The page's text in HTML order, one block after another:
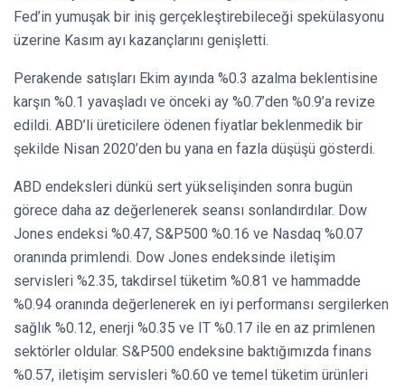
Fed’in yumuşak bir iniş gerçekleştirebileceği spekülasyonu
üzerine Kasım ayı kazançlarını genişletti.
Perakende satışları Ekim ayında %0.3 azalma beklentisine
karşın %0.1 yavaşladı ve önceki ay %0.7’den %0.9’a revize
edildi. ABD’li üreticilere ödenen fiyatlar beklenmedik bir
şekilde Nisan 2020’den bu yana en fazla düşüşü gösterdi.
ABD endeksleri dünkü sert yükselişinden sonra bugün
görece daha az değerlenerek seansı sonlandırdılar. Dow
Jones endeksi %0.47, S&P500 %0.16 ve Nasdaq %0.07
oranında primlendi. Dow Jones endeksinde iletişim
servisleri %2.35, takdirsel tüketim %0.81 ve hammadde
%0.94 oranında değerlenerek en iyi performansı sergilerken
sağlık %0.12, enerji %0.35 ve IT %0.17 ile en az primlenen
sektörler oldular. S&P500 endeksine baktığımızda finans
%0.57, iletişim servisleri %0.60 ve temel tüketim ürünleri